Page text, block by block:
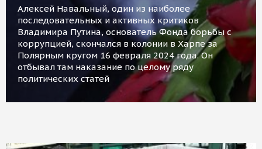
Алексей Навальный, один из наиболее
последовательных и активных критиков
Владимира Путина, основатель Фонда борьбы с
коррупцией, скончался в колонии в Харпе за
Полярным кругом 16 февраля 2024 года. Он
отбывал там наказание по целому ряду
политических статей